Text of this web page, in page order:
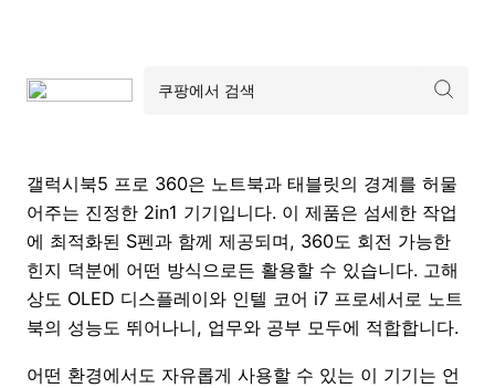
갤럭시북5 프로 360은 노트북과 태블릿의 경계를 허물
어주는 진정한 2in1 기기입니다. 이 제품은 섬세한 작업
에 최적화된 S펜과 함께 제공되며, 360도 회전 가능한
힌지 덕분에 어떤 방식으로든 활용할 수 있습니다. 고해
상도 OLED 디스플레이와 인텔 코어 i7 프로세서로 노트
북의 성능도 뛰어나니, 업무와 공부 모두에 적합합니다.
어떤 환경에서도 자유롭게 사용할 수 있는 이 기기는 언